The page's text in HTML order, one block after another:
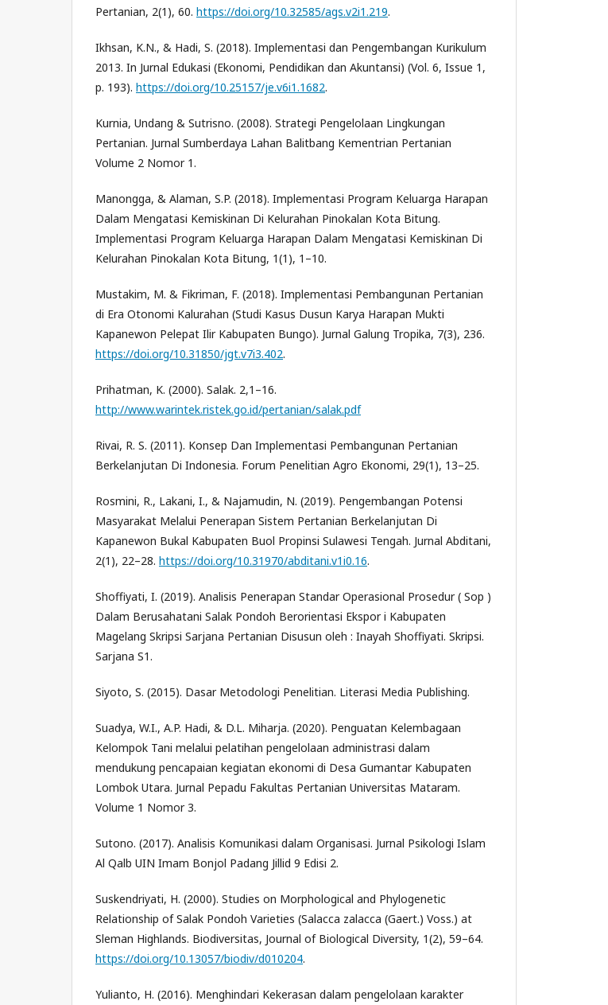
Pertanian, 2(1), 60. https://doi.org/10.32585/ags.v2i1.219.
Ikhsan, K.N., & Hadi, S. (2018). Implementasi dan Pengembangan Kurikulum
2013. In Jurnal Edukasi (Ekonomi, Pendidikan dan Akuntansi) (Vol. 6, Issue 1,
p. 193). https://doi.org/10.25157/je.v6i1.1682.
Kurnia, Undang & Sutrisno. (2008). Strategi Pengelolaan Lingkungan
Pertanian. Jurnal Sumberdaya Lahan Balitbang Kementrian Pertanian
Volume 2 Nomor 1.
Manongga, & Alaman, S.P. (2018). Implementasi Program Keluarga Harapan
Dalam Mengatasi Kemiskinan Di Kelurahan Pinokalan Kota Bitung.
Implementasi Program Keluarga Harapan Dalam Mengatasi Kemiskinan Di
Kelurahan Pinokalan Kota Bitung, 1(1), 1–10.
Mustakim, M. & Fikriman, F. (2018). Implementasi Pembangunan Pertanian
di Era Otonomi Kalurahan (Studi Kasus Dusun Karya Harapan Mukti
Kapanewon Pelepat Ilir Kabupaten Bungo). Jurnal Galung Tropika, 7(3), 236.
https://doi.org/10.31850/jgt.v7i3.402.
Prihatman, K. (2000). Salak. 2,1–16.
http://www.warintek.ristek.go.id/pertanian/salak.pdf
Rivai, R. S. (2011). Konsep Dan Implementasi Pembangunan Pertanian
Berkelanjutan Di Indonesia. Forum Penelitian Agro Ekonomi, 29(1), 13–25.
Rosmini, R., Lakani, I., & Najamudin, N. (2019). Pengembangan Potensi
Masyarakat Melalui Penerapan Sistem Pertanian Berkelanjutan Di
Kapanewon Bukal Kabupaten Buol Propinsi Sulawesi Tengah. Jurnal Abditani,
2(1), 22–28. https://doi.org/10.31970/abditani.v1i0.16.
Shoffiyati, I. (2019). Analisis Penerapan Standar Operasional Prosedur ( Sop )
Dalam Berusahatani Salak Pondoh Berorientasi Ekspor i Kabupaten
Magelang Skripsi Sarjana Pertanian Disusun oleh : Inayah Shoffiyati. Skripsi.
Sarjana S1.
Siyoto, S. (2015). Dasar Metodologi Penelitian. Literasi Media Publishing.
Suadya, W.I., A.P. Hadi, & D.L. Miharja. (2020). Penguatan Kelembagaan
Kelompok Tani melalui pelatihan pengelolaan administrasi dalam
mendukung pencapaian kegiatan ekonomi di Desa Gumantar Kabupaten
Lombok Utara. Jurnal Pepadu Fakultas Pertanian Universitas Mataram.
Volume 1 Nomor 3.
Sutono. (2017). Analisis Komunikasi dalam Organisasi. Jurnal Psikologi Islam
Al Qalb UIN Imam Bonjol Padang Jillid 9 Edisi 2.
Suskendriyati, H. (2000). Studies on Morphological and Phylogenetic
Relationship of Salak Pondoh Varieties (Salacca zalacca (Gaert.) Voss.) at
Sleman Highlands. Biodiversitas, Journal of Biological Diversity, 1(2), 59–64.
https://doi.org/10.13057/biodiv/d010204.
Yulianto, H. (2016). Menghindari Kekerasan dalam pengelolaan karakter